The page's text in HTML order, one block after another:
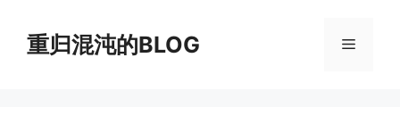
重归混沌的BLOG 菜